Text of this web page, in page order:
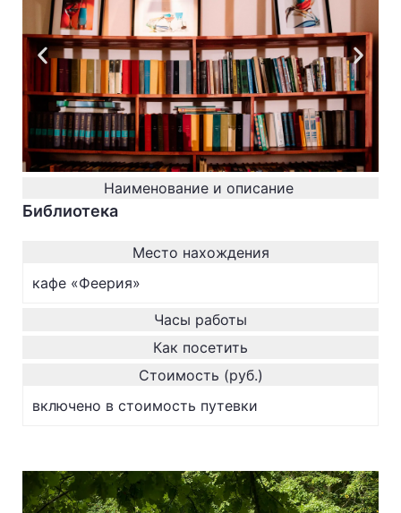
Наименование и описание
Библиотека
Место нахождения
кафе «Феерия»
Часы работы
Как посетить
Стоимость (руб.)
включено в стоимость путевки